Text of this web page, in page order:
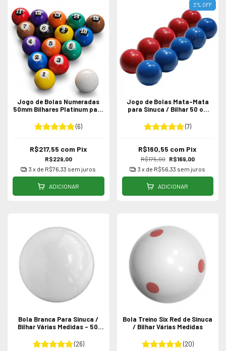
Jogo de Bolas Numeradas
50mm Bilhares Platinum para
(6)
R$229,00
R$217,55 com Pix
3 x de R$76,33 sem juros
ADICIONAR
3% OFF
Jogo de Bolas Mata-Mata
para Sinuca / Bilhar 50 ou
(7)
R$175,00 R$169,00
R$160,55 com Pix
3 x de R$56,33 sem juros
ADICIONAR
Bola Branca Para Sinuca /
Bilhar Várias Medidas - 50,
(26)
Bola Treino Six Red de Sinuca
/ Bilhar Várias Medidas
(20)